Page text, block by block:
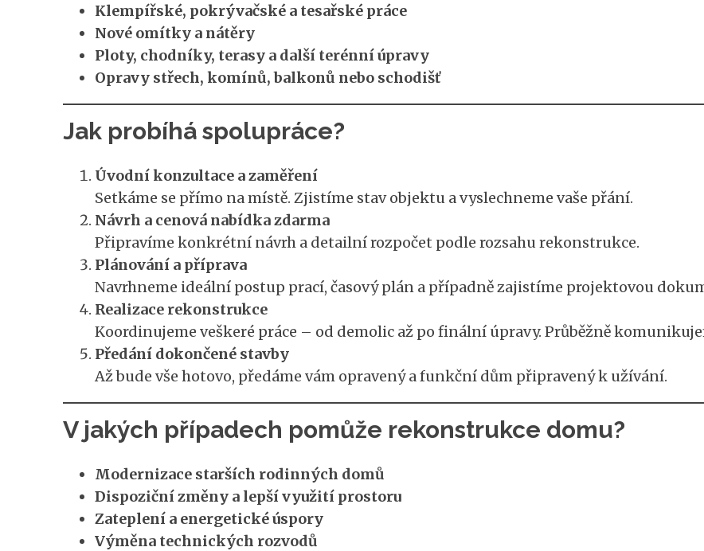
Klempířské, pokrývačské a tesařské práce
Nové omítky a nátěry
Ploty, chodníky, terasy a další terénní úpravy
Opravy střech, komínů, balkonů nebo schodišť
Jak probíhá spolupráce?
Úvodní konzultace a zaměření
Setkáme se přímo na místě. Zjistíme stav objektu a vyslechneme vaše přání.
Návrh a cenová nabídka zdarma
Připravíme konkrétní návrh a detailní rozpočet podle rozsahu rekonstrukce.
Plánování a příprava
Navrhneme ideální postup prací, časový plán a případně zajistíme projektovou
Realizace rekonstrukce
Koordinujeme veškeré práce – od demolic až po finální úpravy. Průběžně
Předání dokončené stavby
Až bude vše hotovo, předáme vám opravený a funkční dům připravený k užívání.
V jakých případech pomůže rekonstrukce domu?
Modernizace starších rodinných domů
Dispoziční změny a lepší využití prostoru
Zateplení a energetické úspory
Výměna technických rozvodů